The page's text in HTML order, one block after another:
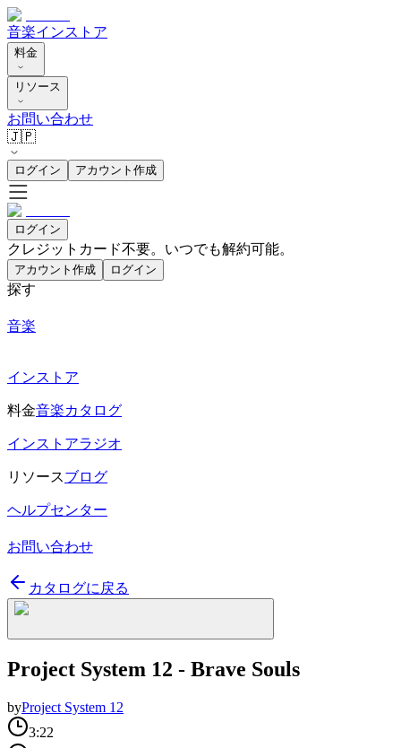
音楽インストア
料金
リソース
お問い合わせ
🇯🇵
ログイン アカウント作成
ログイン
クレジットカード不要。いつでも解約可能。
アカウント作成 ログイン
探す
音楽
インストア
料金音楽カタログ
インストアラジオ
リソースブログ
ヘルプセンター
お問い合わせ
カタログに戻る
Project System 12 - Brave Souls
byProject System 12
3:22